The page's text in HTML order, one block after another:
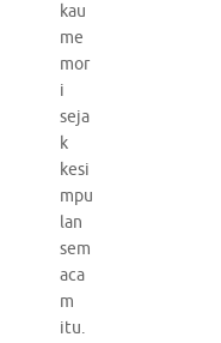
kau
me
mor
i
seja
k
kesi
mpu
lan
sem
aca
m
itu.